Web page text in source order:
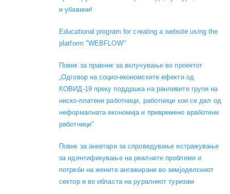
и убавини!
Educational program for creating a website using the
platform "WEBFLOW"
Повик за правник за вклучување во проектот
„Одговор на социо-економските ефекти од
КОВИД-19 преку поддршка на ранливите групи на
ниско-платени работници, работници кои се дел од
неформалната економија и привремено вработени
работници”
Повик за анкетари за спроведување истражување
за идентификување на реалните проблеми и
потреби на жените ангажирани во земјоделскиот
сектор и во областа на руралниот туризам